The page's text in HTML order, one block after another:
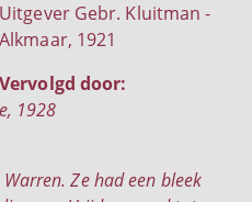
Uitgever Gebr. Kluitman -
Alkmaar, 1921
Vervolgd door:
1928
Ze had een bleek